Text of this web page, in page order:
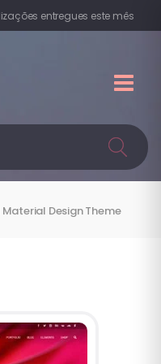
entregues este mês
Material Design Theme